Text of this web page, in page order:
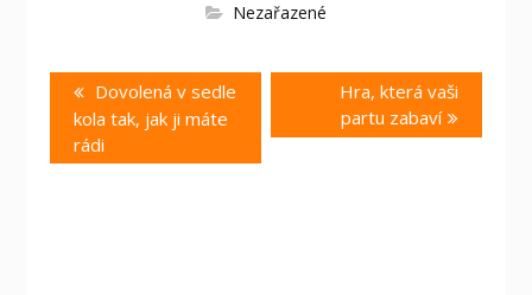
Nezařazené
Navigace
pro
příspěvek
Previous
post:
Dovolená v sedle
kola tak, jak ji máte
rádi
Next
post:
Hra, která vaši
partu zabaví